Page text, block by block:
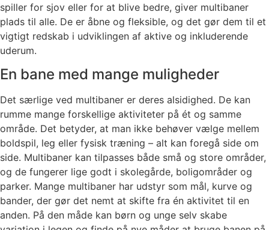
spiller for sjov eller for at blive bedre, giver multibaner
plads til alle. De er åbne og fleksible, og det gør dem til et
vigtigt redskab i udviklingen af aktive og inkluderende
uderum.
En bane med mange muligheder
Det særlige ved multibaner er deres alsidighed. De kan
rumme mange forskellige aktiviteter på ét og samme
område. Det betyder, at man ikke behøver vælge mellem
boldspil, leg eller fysisk træning – alt kan foregå side om
side. Multibaner kan tilpasses både små og store områder,
og de fungerer lige godt i skolegårde, boligområder og
parker. Mange multibaner har udstyr som mål, kurve og
bander, der gør det nemt at skifte fra én aktivitet til en
anden. På den måde kan børn og unge selv skabe